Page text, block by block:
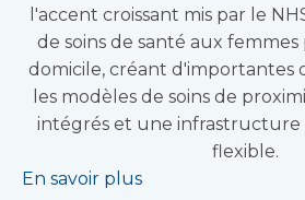
l'accent croissant mis par le
de soins de santé aux
domicile, créant d'importantes
les modèles de soins de
intégrés et une infrastructure
flexible.
En savoir plus